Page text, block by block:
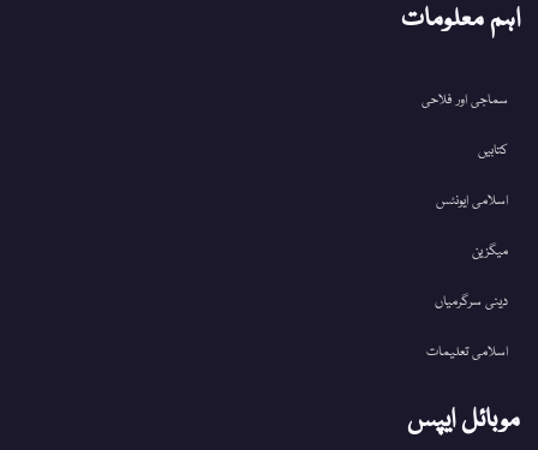
اہم معلومات
سماجی اور فلاحی
کتابیں
اسلامی ایونٹس
میگزین
دینی سرگرمیاں
اسلامی تعلیمات
موبائل ایپس